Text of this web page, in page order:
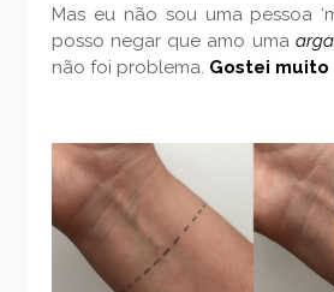
Mas eu não sou uma pessoa
posso negar que amo uma
não foi problema. Gostei